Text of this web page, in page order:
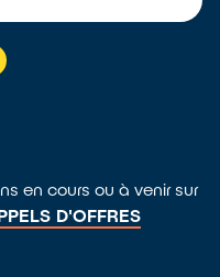
en cours ou à venir sur
D'OFFRES